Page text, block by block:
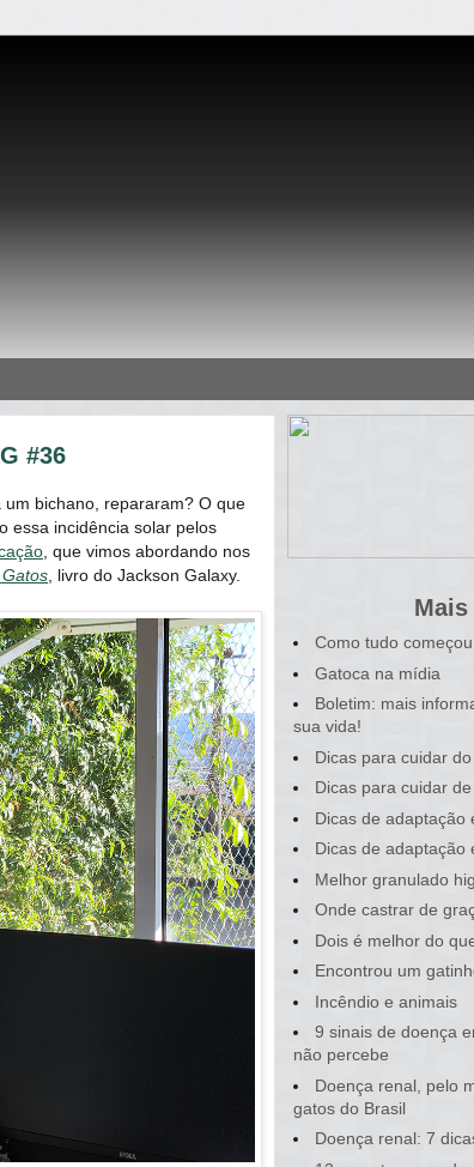
#36
bichano, repararam? O que
essa incidência solar pelos
, que vimos abordando nos
, livro do Jackson Galaxy.
Como tudo começou
Gatoca na mídia
Boletim: mais
sua vida!
Dicas para cuidar
Dicas para cuidar
Dicas de adaptação
Dicas de adaptação
Melhor granulado
Onde castrar de
Dois é melhor do
Encontrou um
Incêndio e animais
9 sinais de doença
não percebe
Doença renal, pelo
gatos do Brasil
Doença renal: 7